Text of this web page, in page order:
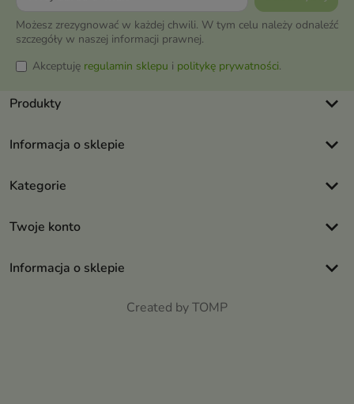
Możesz zrezygnować w każdej chwili. W tym celu należy odnaleźć
szczegóły w naszej informacji prawnej.
Akceptuję regulamin sklepu i politykę prywatności.
Produkty keyboard_arrow_down
Informacja o sklepie keyboard_arrow_down
Kategorie keyboard_arrow_down
Twoje konto keyboard_arrow_down
Informacja o sklepie keyboard_arrow_down
Created by TOMP